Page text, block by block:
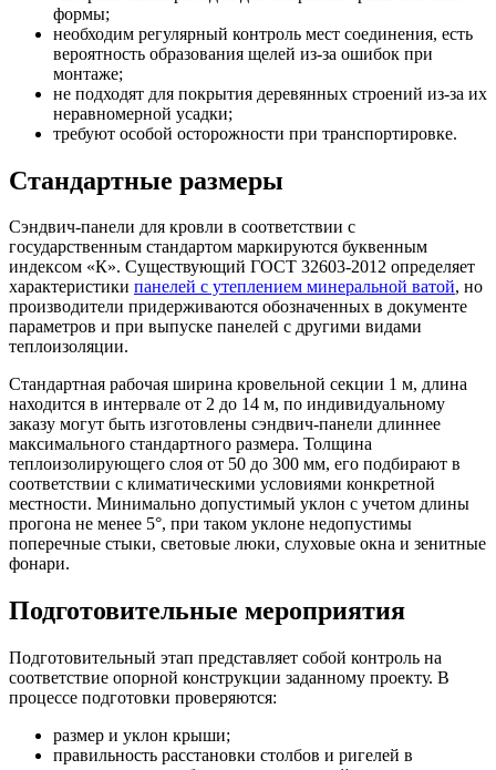
формы;
необходим регулярный контроль мест соединения, есть
вероятность образования щелей из-за ошибок при
монтаже;
не подходят для покрытия деревянных строений из-за их
неравномерной усадки;
требуют особой осторожности при транспортировке.
Стандартные размеры
Сэндвич-панели для кровли в соответствии с
государственным стандартом маркируются буквенным
индексом «К». Существующий ГОСТ 32603-2012 определяет
характеристики панелей с утеплением минеральной ватой, но
производители придерживаются обозначенных в документе
параметров и при выпуске панелей с другими видами
теплоизоляции.
Стандартная рабочая ширина кровельной секции 1 м, длина
находится в интервале от 2 до 14 м, по индивидуальному
заказу могут быть изготовлены сэндвич-панели длиннее
максимального стандартного размера. Толщина
теплоизолирующего слоя от 50 до 300 мм, его подбирают в
соответствии с климатическими условиями конкретной
местности. Минимально допустимый уклон с учетом длины
прогона не менее 5°, при таком уклоне недопустимы
поперечные стыки, световые люки, слуховые окна и зенитные
фонари.
Подготовительные мероприятия
Подготовительный этап представляет собой контроль на
соответствие опорной конструкции заданному проекту. В
процессе подготовки проверяются:
размер и уклон крыши;
правильность расстановки столбов и ригелей в